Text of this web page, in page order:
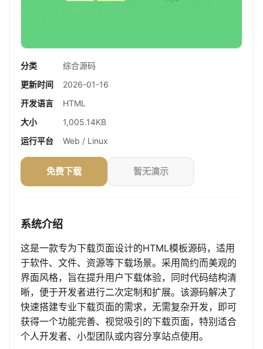
分类
综合源码
更新时间
2026-01-16
开发语言
HTML
大小
1,005.14KB
运行平台
Web / Linux
免费下载 暂无演示
系统介绍
这是一款专为下载页面设计的HTML模板源码，适用
于软件、文件、资源等下载场景。采用简约而美观的
界面风格，旨在提升用户下载体验，同时代码结构清
晰，便于开发者进行二次定制和扩展。该源码解决了
快速搭建专业下载页面的需求，无需复杂开发，即可
获得一个功能完善、视觉吸引的下载页面，特别适合
个人开发者、小型团队或内容分享站点使用。